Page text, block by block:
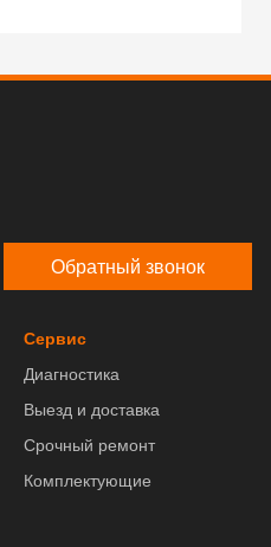
Обратный звонок
Сервис
Диагностика
Выезд и доставка
Срочный ремонт
Комплектующие